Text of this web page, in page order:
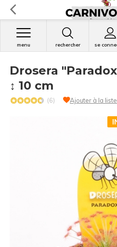
rechercher se
menu
Drosera
↕ 10 cm
(6) Ajouter à la